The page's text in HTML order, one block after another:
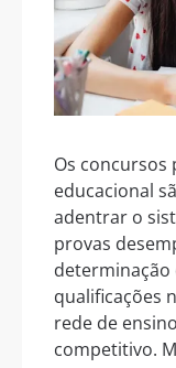
Os concursos
educacional
adentrar o
provas
determinação
qualificações
rede de
competitivo.